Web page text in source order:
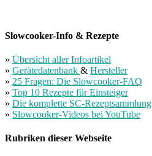
Slowcooker-Info & Rezepte
» Übersicht aller Infoartikel
» Gerätedatenbank & Hersteller
» 25 Fragen: Die Slowcooker-FAQ
» Top 10 Rezepte für Einsteiger
» Die komplette SC-Rezeptsammlung
» Slowcooker-Videos bei YouTube
Rubriken dieser Webseite